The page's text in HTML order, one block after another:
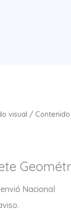
visual /
Nacional